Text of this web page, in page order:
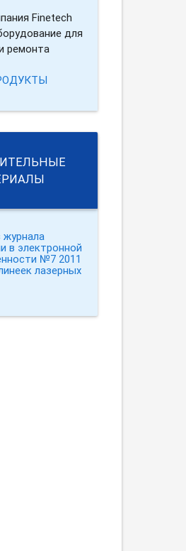
Finetech
для
ремонта
журнала
в электронной
№7 2011
лазерных